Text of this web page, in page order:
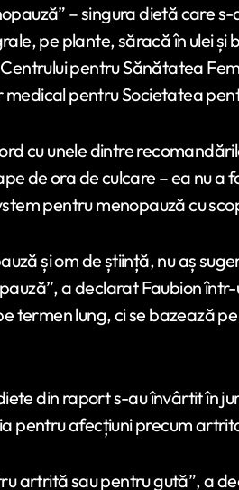
– singura dietă care
pe plante, săracă în ulei și
pentru Sănătatea
medical pentru Societatea
cu unele dintre
de ora de culcare – ea nu a
pentru menopauză cu
și om de știință, nu aș
a declarat Faubion
termen lung, ci se bazează
din raport s-au învârtit în
pentru afecțiuni precum
artrită sau pentru gută”, a